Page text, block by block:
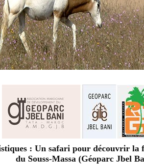
: Un safari pour découvrir la
du Souss-Massa (Géoparc Jbel